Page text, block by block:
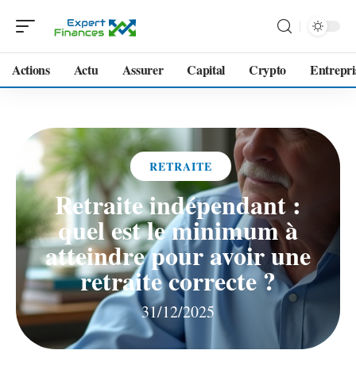
Actions Actu Assurer Capital Crypto
RETRAITE
Retraite indépendant :
quel est le minimum à
atteindre pour avoir une
retraite correcte ?
31/12/2025